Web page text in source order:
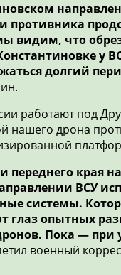
противника
видим, что
у
долгий
работают под
нашего дрона
переднего края
ВСУ
системы.
глаз опытных
Пока — при
военный